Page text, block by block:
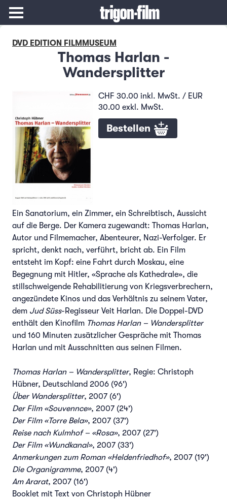
DVD EDITION FILMMUSEUM
Thomas Harlan -
Wandersplitter
CHF 30.00 inkl. MwSt. / EUR
30.00 exkl. MwSt.
Bestellen
Ein Sanatorium, ein Zimmer, ein Schreibtisch, Aussicht
auf die Berge. Der Kamera zugewandt: Thomas Harlan,
Autor und Filmemacher, Abenteurer, Nazi-Verfolger. Er
spricht, denkt nach, verführt, bricht ab. Ein Film
entsteht im Kopf: eine Fahrt durch Moskau, eine
Begegnung mit Hitler, «Sprache als Kathedrale», die
stillschweigende Rehabilitierung von Kriegsverbrechern,
angezündete Kinos und das Verhältnis zu seinem Vater,
dem Jud Süss-Regisseur Veit Harlan. Die Doppel-DVD
enthält den Kinofilm Thomas Harlan – Wandersplitter
und 160 Minuten zusätzlicher Gespräche mit Thomas
Harlan und mit Ausschnitten aus seinen Filmen.
Thomas Harlan – Wandersplitter, Regie: Christoph
Hübner, Deutschland 2006 (96')
Über Wandersplitter, 2007 (6')
Der Film «Souvennce», 2007 (24')
Der Film «Torre Bela», 2007 (37')
Reise nach Kulmhof – «Rosa», 2007 (27')
Der Film «Wundkanal», 2007 (33')
Anmerkungen zum Roman «Heldenfriedhof», 2007 (19')
Die Organigramme, 2007 (4')
Am Ararat, 2007 (16')
Booklet mit Text von Christoph Hübner